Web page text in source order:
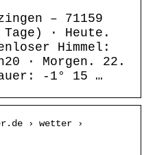
– 71159
· Heute.
Himmel:
· Morgen. 22.
-1° 15 …
› wetter ›